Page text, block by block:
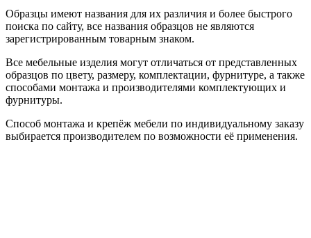
Образцы имеют названия для их различия и более быстрого
поиска по сайту, все названия образцов не являются
зарегистрированным товарным знаком.
Все мебельные изделия могут отличаться от представленных
образцов по цвету, размеру, комплектации, фурнитуре, а также
способами монтажа и производителями комплектующих и
фурнитуры.
Способ монтажа и крепёж мебели по индивидуальному заказу
выбирается производителем по возможности её применения.